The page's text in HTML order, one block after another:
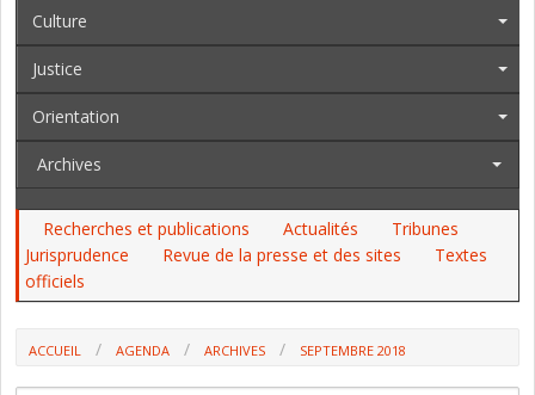
Culture
Justice
Orientation
Archives
Recherches et publications Actualités
Tribunes
Jurisprudence
Revue de la presse et des sites
Textes
officiels
ACCUEIL AGENDA ARCHIVES SEPTEMBRE 2018